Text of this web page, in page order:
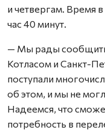
и четвергам. Время в
час 40 минут.
— Мы рады
Котласом и Санкт-
поступали
об этом, и мы не
Надеемся, что
потребность в